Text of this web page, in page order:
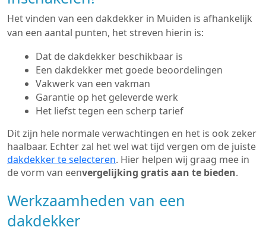
Het vinden van een dakdekker in Muiden is afhankelijk
van een aantal punten, het streven hierin is:
Dat de dakdekker beschikbaar is
Een dakdekker met goede beoordelingen
Vakwerk van een vakman
Garantie op het geleverde werk
Het liefst tegen een scherp tarief
Dit zijn hele normale verwachtingen en het is ook zeker
haalbaar. Echter zal het wel wat tijd vergen om de juiste
dakdekker te selecteren. Hier helpen wij graag mee in
de vorm van eenvergelijking gratis aan te bieden.
Werkzaamheden van een
dakdekker